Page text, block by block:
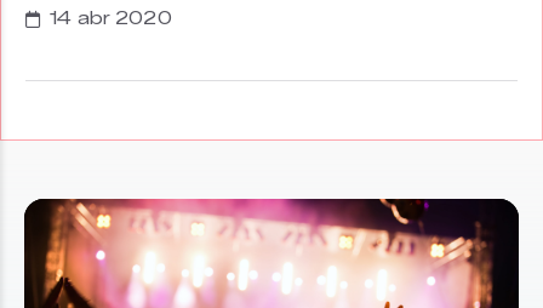
14 abr 2020